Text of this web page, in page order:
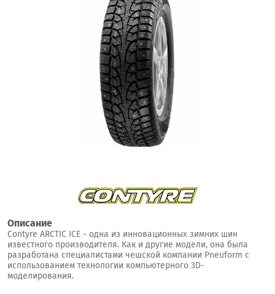
Описание
Contyre ARCTIC ICE - одна из инновационных зимних шин
известного производителя. Как и другие модели, она была
разработана специалистами чешской компании Pneuform с
использованием технологии компьютерного 3D-
моделирования.